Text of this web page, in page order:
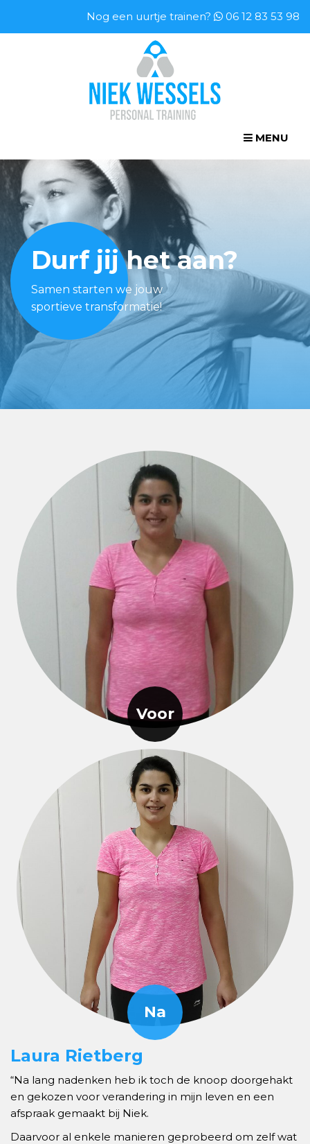
Nog een uurtje trainen? 06 12 83 53 98
MENU
Durf jij het aan?
Samen starten we jouw
sportieve transformatie!
Laura Rietberg
“Na lang nadenken heb ik toch de knoop doorgehakt
en gekozen voor verandering in mijn leven en een
afspraak gemaakt bij Niek.
Daarvoor al enkele manieren geprobeerd om zelf wat